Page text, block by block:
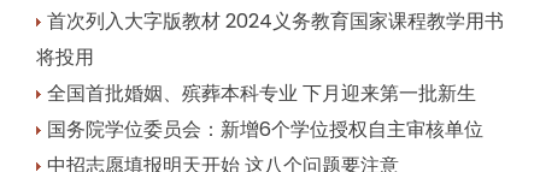
首次列入大字版教材 2024义务教育国家课程教学用书
将投用
全国首批婚姻、殡葬本科专业 下月迎来第一批新生
国务院学位委员会：新增6个学位授权自主审核单位
中招志愿填报明天开始 这八个问题要注意